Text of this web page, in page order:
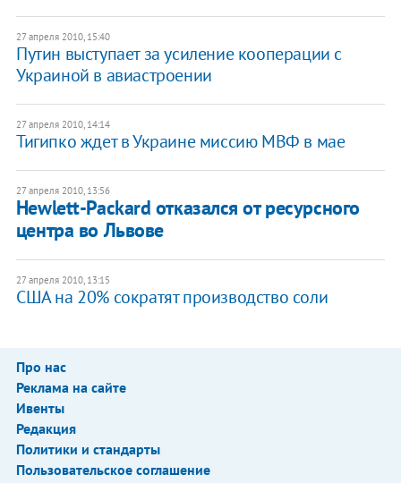
27 апреля 2010, 15:40
Путин выступает за усиление кооперации с
Украиной в авиастроении
27 апреля 2010, 14:14
Тигипко ждет в Украине миссию МВФ в мае
27 апреля 2010, 13:56
Hewlett-Packard отказался от ресурсного
центра во Львове
27 апреля 2010, 13:15
США на 20% сократят производство соли
Про нас
Реклама на сайте
Ивенты
Редакция
Политики и стандарты
Пользовательское соглашение